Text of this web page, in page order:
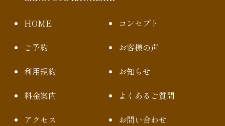
HOME
コンセプト
ご予約
お客様の声
利用規約
お知らせ
料金案内
よくあるご質問
アクセス
お問い合わせ